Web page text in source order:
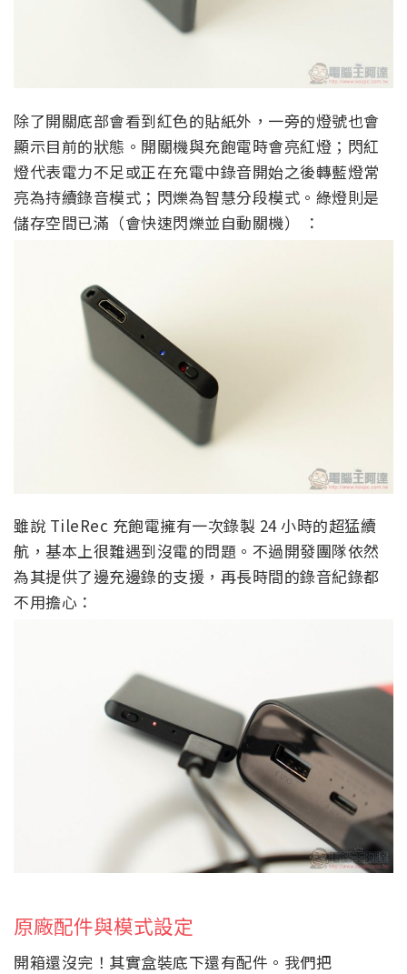
除了開關底部會看到紅色的貼紙外，一旁的燈號也會
顯示目前的狀態。開關機與充飽電時會亮紅燈；閃紅
燈代表電力不足或正在充電中錄音開始之後轉藍燈常
亮為持續錄音模式；閃爍為智慧分段模式。綠燈則是
儲存空間已滿（會快速閃爍並自動關機） ：
雖說 TileRec 充飽電擁有一次錄製 24 小時的超猛續
航，基本上很難遇到沒電的問題。不過開發團隊依然
為其提供了邊充邊錄的支援，再長時間的錄音紀錄都
不用擔心：
原廠配件與模式設定
開箱還沒完！其實盒裝底下還有配件。我們把